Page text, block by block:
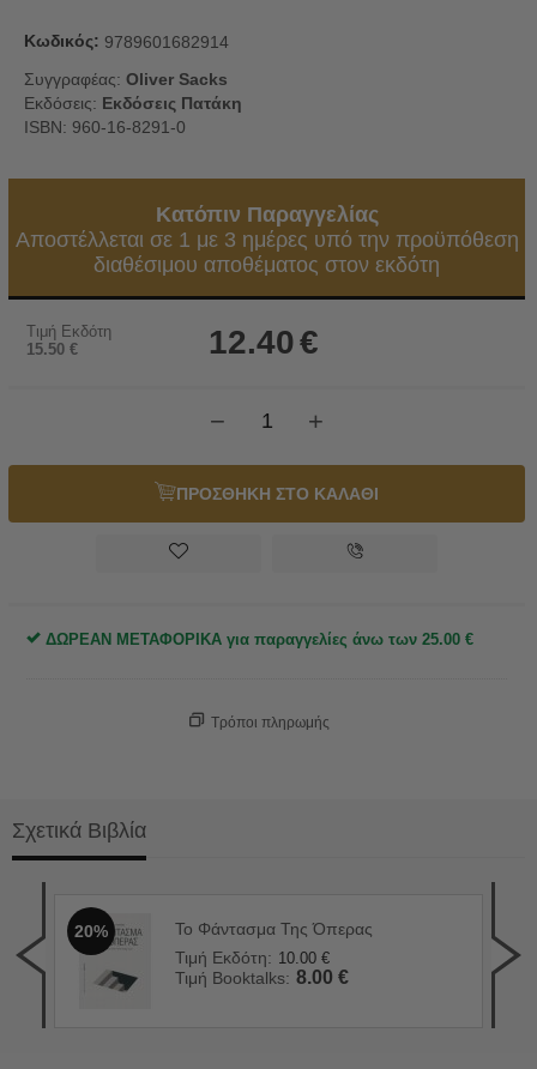
Κωδικός: 9789601682914
Συγγραφέας: Oliver Sacks
Εκδόσεις: Εκδόσεις Πατάκη
ISBN: 960-16-8291-0
Κατόπιν Παραγγελίας
Αποστέλλεται σε 1 με 3 ημέρες υπό την προϋπόθεση
διαθέσιμου αποθέματος στον εκδότη
Τιμή Εκδότη
15.50 € 12.40€
+
−
ΠΡΟΣΘΗΚΗ ΣΤΟ ΚΑΛΑΘΙ
ΔΩΡΕΑΝ ΜΕΤΑΦΟΡΙΚΑ για παραγγελίες άνω των 25.00 €
Τρόποι πληρωμής
Σχετικά Βιβλία
20%
Το Φάντασμα Της Όπερας
Τιμή Εκδότη: 10.00 €
Τιμή Booktalks: 8.00 €